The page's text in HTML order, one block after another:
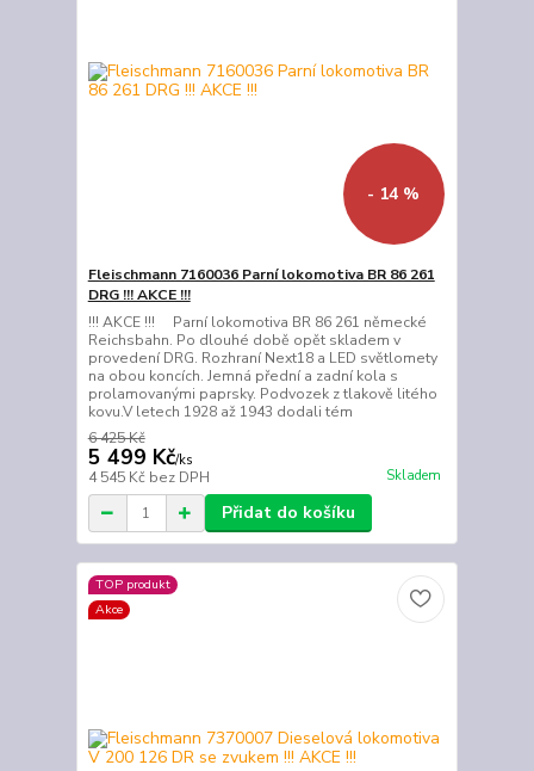
- 14 %
Fleischmann 7160036 Parní lokomotiva BR 86 261
DRG !!! AKCE !!!
!!! AKCE !!! Parní lokomotiva BR 86 261 německé
Reichsbahn. Po dlouhé době opět skladem v
provedení DRG. Rozhraní Next18 a LED světlomety
na obou koncích. Jemná přední a zadní kola s
prolamovanými paprsky. Podvozek z tlakově litého
kovu.V letech 1928 až 1943 dodali tém
6 425 Kč
5 499 Kč/ks
4 545 Kč bez DPH Skladem
Přidat do košíku
TOP produkt
Akce